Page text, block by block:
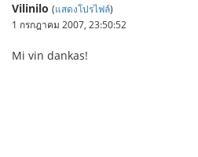
Vilinilo (แสดงโปรไฟล์)
1 กรกฎาคม 2007, 23:50:52
Mi vin dankas!